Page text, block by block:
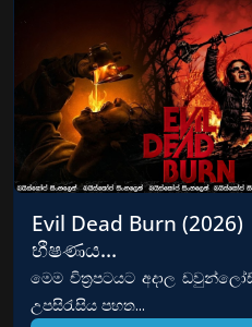
Evil Dead Burn
භීෂණය…
මෙම චිත්‍රපටයට අදාල
උපසිරැසිය පහත...